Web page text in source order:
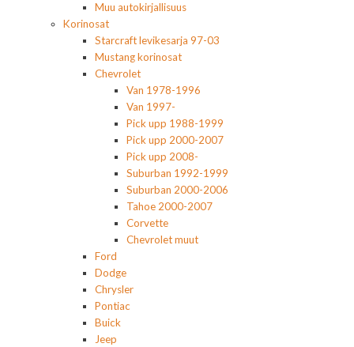
Muu autokirjallisuus
Korinosat
Starcraft levikesarja 97-03
Mustang korinosat
Chevrolet
Van 1978-1996
Van 1997-
Pick upp 1988-1999
Pick upp 2000-2007
Pick upp 2008-
Suburban 1992-1999
Suburban 2000-2006
Tahoe 2000-2007
Corvette
Chevrolet muut
Ford
Dodge
Chrysler
Pontiac
Buick
Jeep